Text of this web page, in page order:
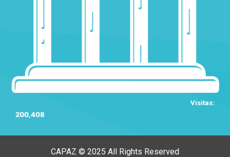
Visitas:
200,408
CAPAZ © 2025 All Rights Reserved